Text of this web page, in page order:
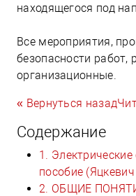
находящегося под
Все мероприятия,
безопасности работ,
организационные.
« Вернуться назад
Содержание
1.
пособие
2. ОБЩИЕ